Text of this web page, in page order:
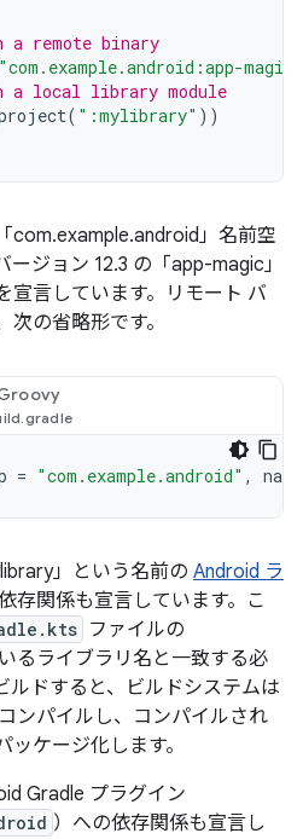
a remote binary
"com.example.android:app-
a local library module
( ":mylibrary" ))
com.example.android」名前空
ジョン 12.3 の「app-magic」
宣言しています。リモート バ
の省略形です。
= "com.example.android" , name
」という名前の Android ラ
存関係も宣言しています。こ
ファイルの
るライブラリ名と一致する必
ルドすると、ビルドシステムは
ンパイルし、コンパイルされ
ケージ化します。
Gradle プラグイン
）への依存関係も宣言し